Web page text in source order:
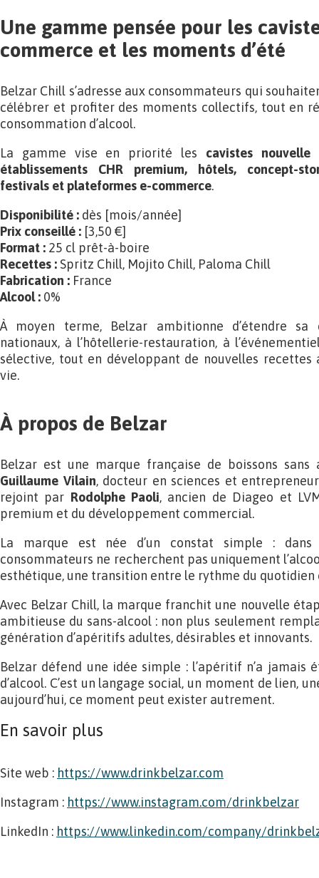
Une gamme pensée pour les
commerce et les moments d’été
Belzar Chill s’adresse aux consommateurs qui
célébrer et profiter des moments collectifs, tout en
consommation d’alcool.
La gamme vise en priorité les cavistes nouvelle
établissements CHR premium, hôtels, concept-
festivals et plateformes e-commerce.
Disponibilité : dès [mois/année]
Prix conseillé : [3,50 €]
Format : 25 cl prêt-à-boire
Recettes : Spritz Chill, Mojito Chill, Paloma Chill
Fabrication : France
Alcool : 0%
À moyen terme, Belzar ambitionne d’étendre
nationaux, à l’hôtellerie-restauration, à
sélective, tout en développant de nouvelles recettes
vie.
À propos de Belzar
Belzar est une marque française de boissons
Guillaume Vilain, docteur en sciences et
rejoint par Rodolphe Paoli, ancien de Diageo et
premium et du développement commercial.
La marque est née d’un constat simple : dans
consommateurs ne recherchent pas uniquement
esthétique, une transition entre le rythme du quotidien
Avec Belzar Chill, la marque franchit une nouvelle
ambitieuse du sans-alcool : non plus seulement
génération d’apéritifs adultes, désirables et innovants.
Belzar défend une idée simple : l’apéritif n’a jamais
d’alcool. C’est un langage social, un moment de lien,
aujourd’hui, ce moment peut exister autrement.
En savoir plus
Site web : https://www.drinkbelzar.com
Instagram : https://www.instagram.com/drinkbelzar
LinkedIn : https://www.linkedin.com/company/